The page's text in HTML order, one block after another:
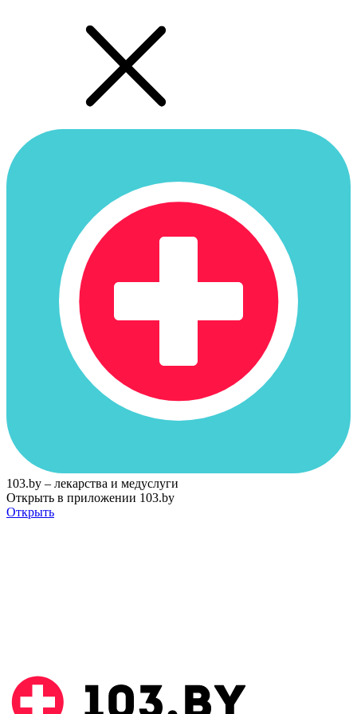
103.by – лекарства и медуслуги
Открыть в приложении 103.by
Открыть